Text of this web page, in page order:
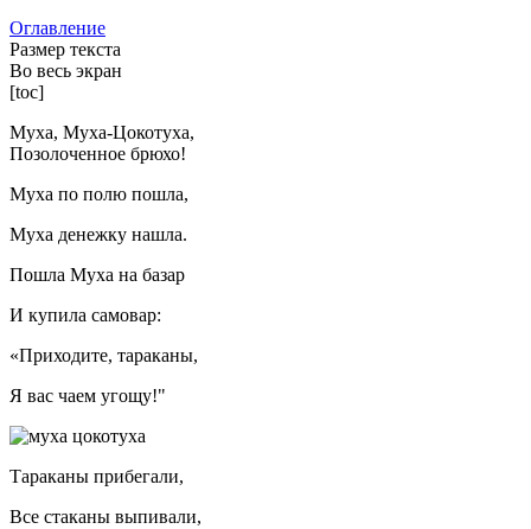
Оглавление
Размер текста
Во весь экран
[toc]
Муха, Муха-Цокотуха,
Позолоченное брюхо!
Муха по полю пошла,
Муха денежку нашла.
Пошла Муха на базар
И купила самовар:
«Приходите, тараканы,
Я вас чаем угощу!"
Тараканы прибегали,
Все стаканы выпивали,